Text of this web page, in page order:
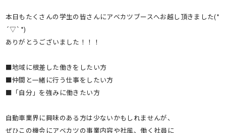
本日もたくさんの学生の皆さんにアベカツブースへお越し頂きました(*
´▽`*)
ありがとうございました！！！
■地域に根差した働きをしたい方
■仲間と一緒に行う仕事をしたい方
■「自分」を強みに働きたい方
自動車業界に興味のある方は少ないかもしれませんが、
ぜひこの機会にアベカツの事業内容や社風、働く社員に